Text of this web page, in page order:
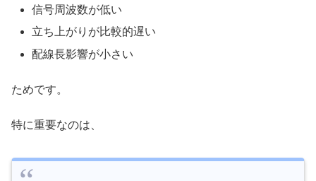
信号周波数が低い
立ち上がりが比較的遅い
配線長影響が小さい
ためです。
特に重要なのは、